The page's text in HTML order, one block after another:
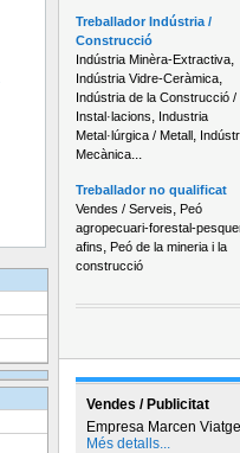
Treballador Indústria /
Construcció
Indústria Minèra-Extractiva,
Indústria Vidre-Ceràmica,
Indústria de la Construcció /
Instal·lacions, Industria
Metal·lúrgica / Metall,
Mecànica...
Treballador no qualificat
Vendes / Serveis, Peó
agropecuari-forestal-
afins, Peó de la mineria i la
construcció
Vendes / Publicitat
Empresa Marcen
Més detalls...